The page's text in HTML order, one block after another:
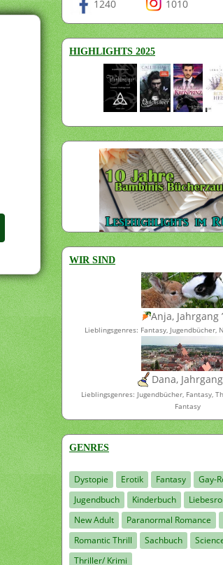
1240 1010
HIGHLIGHTS 2025
WIR SIND
Anja, Jahrgang
Lieblingsgenres: Fantasy, Jugendbücher,
Dana, Jahrgang
Lieblingsgenres: Jugendbücher, Fantasy,
Fantasy
GENRES
Dystopie Erotik Fantasy
Gay-
Jugendbuch
Kinderbuch
New Adult
Paranormal Romance
Romantic Thrill
Sachbuch
Thriller/ Krimi